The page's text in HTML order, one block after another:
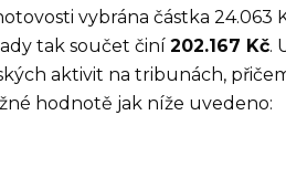
vybrána částka 24.063
tak součet činí202.167 Kč.
aktivit na tribunách,
hodnotě jak níže uvedeno: